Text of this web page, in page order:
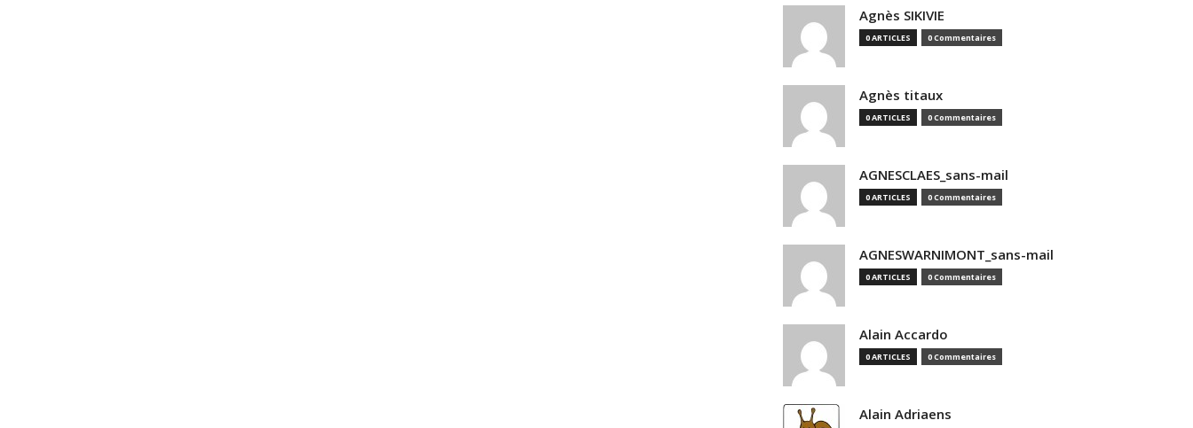
Agnès SIKIVIE
0 ARTICLES 0 Commentaires
Agnès titaux
0 ARTICLES 0 Commentaires
AGNESCLAES_sans-mail
0 ARTICLES 0 Commentaires
AGNESWARNIMONT_sans-mail
0 ARTICLES 0 Commentaires
Alain Accardo
0 ARTICLES 0 Commentaires
Alain Adriaens